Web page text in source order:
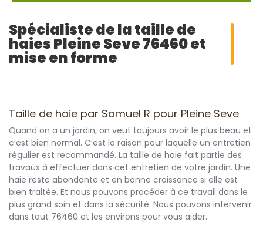
Spécialiste de la taille de
haies Pleine Seve 76460 et
mise en forme
Taille de haie par Samuel R pour Pleine Seve
Quand on a un jardin, on veut toujours avoir le plus beau et
c’est bien normal. C’est la raison pour laquelle un entretien
régulier est recommandé. La taille de haie fait partie des
travaux à effectuer dans cet entretien de votre jardin. Une
haie reste abondante et en bonne croissance si elle est
bien traitée. Et nous pouvons procéder à ce travail dans le
plus grand soin et dans la sécurité. Nous pouvons intervenir
dans tout 76460 et les environs pour vous aider.